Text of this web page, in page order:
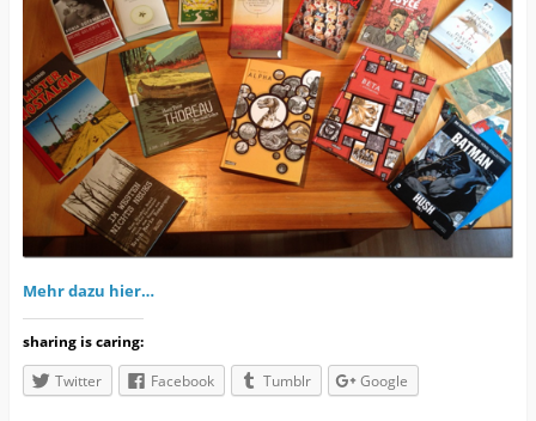
Mehr dazu hier…
sharing is caring:
Twitter
Facebook Tumblr Google